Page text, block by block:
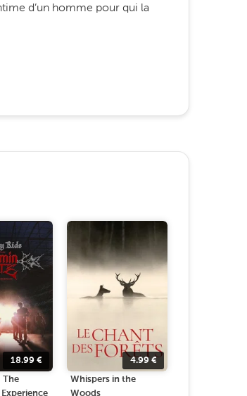
d’un homme pour qui la
18.99 €
The
4.99€
Whispers in the
Woods